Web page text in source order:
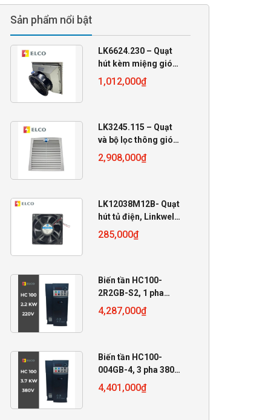
Sản phẩm nổi bật
LK6624.230 – Quạt
hút kèm miệng gió
230VAC
255x255x105
1,012,000₫
LK3245.115 – Quạt
và bộ lọc thông gió
Linkwell 115VAC
2,908,000₫
LK12038M12B- Quạt
hút tủ điện, Linkwell
12V, 120x120x38mm
285,000₫
Biến tần HC100-
2R2GB-S2, 1 pha
220V, 2.2 KW
4,287,000₫
Biến tần HC100-
004GB-4, 3 pha 380V,
4 KW
4,401,000₫